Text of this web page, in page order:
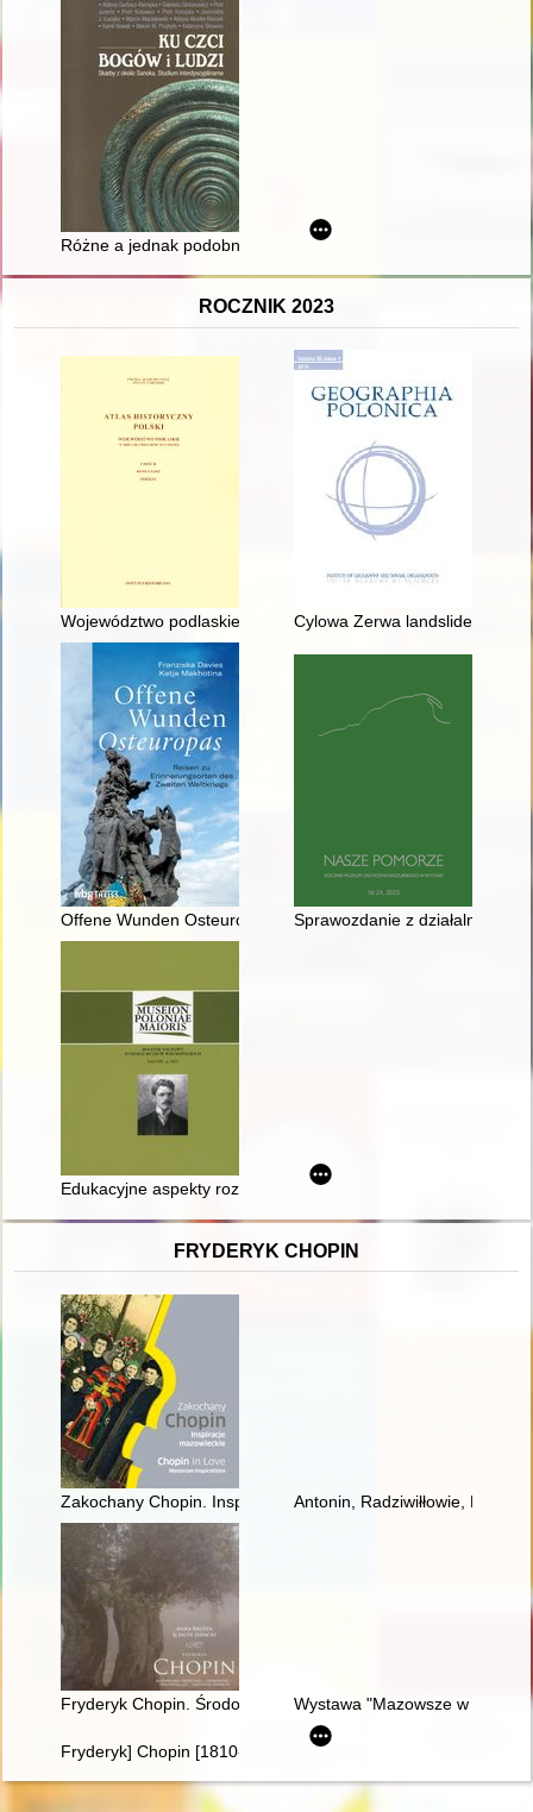
Różne a jednak podobne : nowo odkryte skarby z okolic
ROCZNIK 2023
Województwo podlaskie w drugiej połowie XVI wieku. Cz. 2,
Cylowa Zerwa landslide :
Offene Wunden Osteuropas : Reisen zu Erinnerungsorten
Sprawozdanie z działalności
Edukacyjne aspekty rozwoju wielkopolskich muzeów
FRYDERYK CHOPIN
Zakochany Chopin. Inspiracje mazowieckie. Chopin in love.
Antonin, Radziwiłłowie,
Fryderyk Chopin. Środowisko społeczne, osobowość,
Wystawa "Mazowsze w
Fryderyk] Chopin [1810-1849]. Człowiek, dzieło, rezonans